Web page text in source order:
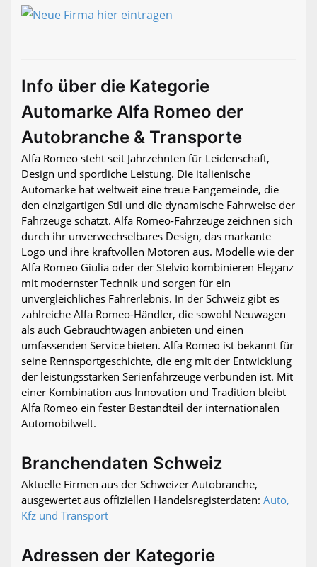
Info über die Kategorie
Automarke Alfa Romeo der
Autobranche & Transporte
Alfa Romeo steht seit Jahrzehnten für Leidenschaft,
Design und sportliche Leistung. Die italienische
Automarke hat weltweit eine treue Fangemeinde, die
den einzigartigen Stil und die dynamische Fahrweise der
Fahrzeuge schätzt. Alfa Romeo-Fahrzeuge zeichnen sich
durch ihr unverwechselbares Design, das markante
Logo und ihre kraftvollen Motoren aus. Modelle wie der
Alfa Romeo Giulia oder der Stelvio kombinieren Eleganz
mit modernster Technik und sorgen für ein
unvergleichliches Fahrerlebnis. In der Schweiz gibt es
zahlreiche Alfa Romeo-Händler, die sowohl Neuwagen
als auch Gebrauchtwagen anbieten und einen
umfassenden Service bieten. Alfa Romeo ist bekannt für
seine Rennsportgeschichte, die eng mit der Entwicklung
der leistungsstarken Serienfahrzeuge verbunden ist. Mit
einer Kombination aus Innovation und Tradition bleibt
Alfa Romeo ein fester Bestandteil der internationalen
Automobilwelt.
Branchendaten Schweiz
Aktuelle Firmen aus der Schweizer Autobranche,
ausgewertet aus offiziellen Handelsregisterdaten: Auto,
Kfz und Transport
Adressen der Kategorie